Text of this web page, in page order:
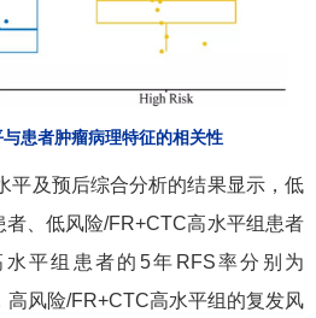
患者肿瘤病理特征的相关性
平及预后综合分析的结果显示，低
、低风险/FR+CTC高水平组患者
水平组患者的5年RFS率分别为
高风险/FR+CTC高水平组的复发风